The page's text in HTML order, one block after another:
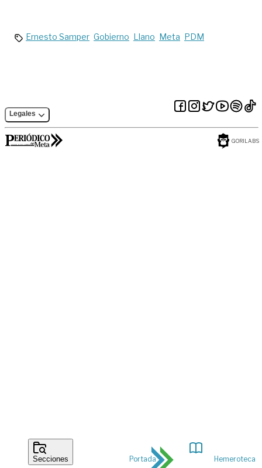
Secciones Portada Hemeroteca
Ernesto Samper Gobierno Llano Meta PDM
Legales
GORILABS